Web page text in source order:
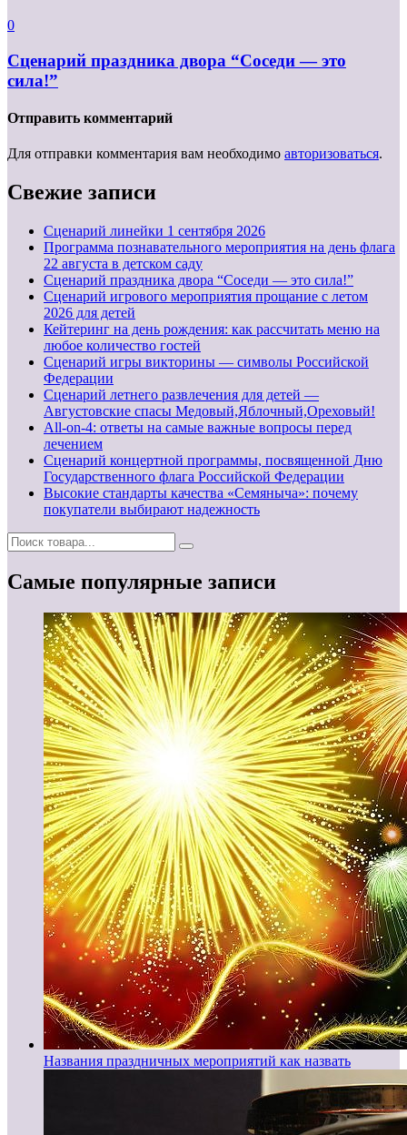
0
Сценарий праздника двора “Соседи — это
сила!”
Отправить комментарий
Для отправки комментария вам необходимо авторизоваться.
Свежие записи
Cценарий линейки 1 сентября 2026
Программа познавательного мероприятия на день флага
22 августа в детском саду
Сценарий праздника двора “Соседи — это сила!”
Сценарий игрового мероприятия прощание с летом
2026 для детей
Кейтеринг на день рождения: как рассчитать меню на
любое количество гостей
Сценарий игры викторины — символы Российской
Федерации
Сценарий летнего развлечения для детей —
Августовские спасы Медовый,Яблочный,Ореховый!
All-on-4: ответы на самые важные вопросы перед
лечением
Сценарий концертной программы, посвященной Дню
Государственного флага Российской Федерации
Высокие стандарты качества «Семяныча»: почему
покупатели выбирают надежность
Самые популярные записи
Названия праздничных мероприятий как назвать